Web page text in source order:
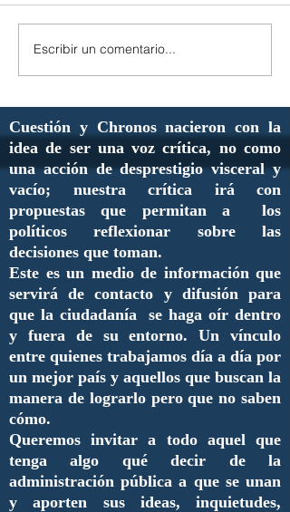
Escribir un comentario...
Cuestión y Chronos nacieron con la
idea de ser una voz crítica, no como
una acción de desprestigio visceral y
vacío; nuestra crítica irá con
propuestas que permitan a los
políticos reflexionar sobre las
decisiones que toman.
Este es un medio de información que
servirá de contacto y difusión para
que la ciudadanía se haga oír dentro
y fuera de su entorno. Un vínculo
entre quienes trabajamos día a día por
un mejor país y aquellos que buscan la
manera de lograrlo pero que no saben
cómo.
Queremos invitar a todo aquel que
tenga algo qué decir de la
administración pública a que se unan
y aporten sus ideas, inquietudes,